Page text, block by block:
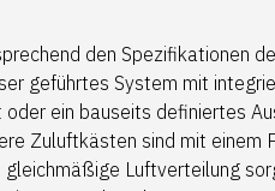
den Spezifikationen
geführtes System mit
ein bauseits definiertes
Zuluftkästen sind mit einem
Luftverteilung